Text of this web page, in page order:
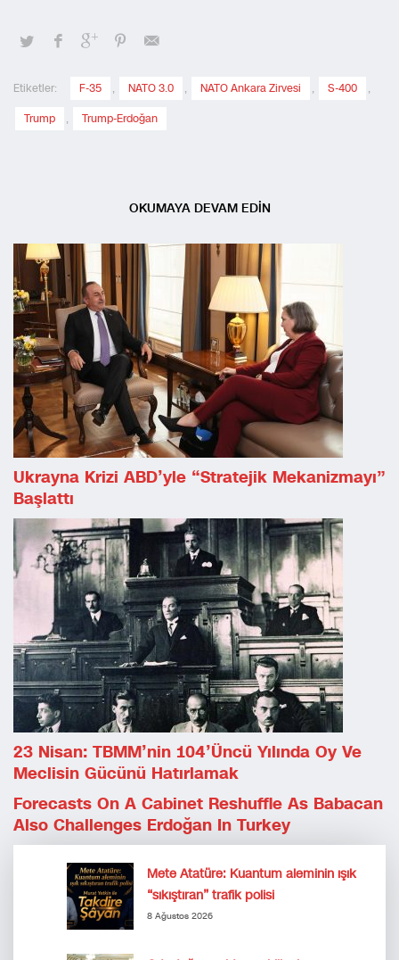
Etiketler: F-35 , NATO 3.0 , NATO Ankara Zirvesi , S-400 ,
Trump , Trump-Erdoğan
OKUMAYA DEVAM EDİN
Ukrayna Krizi ABD’yle “Stratejik Mekanizmayı”
Başlattı
23 Nisan: TBMM’nin 104’üncü Yılında Oy Ve
Meclisin Gücünü Hatırlamak
Forecasts On A Cabinet Reshuffle As Babacan
Also Challenges Erdoğan In Turkey
Mete Atatüre: Kuantum aleminin ışık
“sıkıştıran” trafik polisi
8 Ağustos 2026